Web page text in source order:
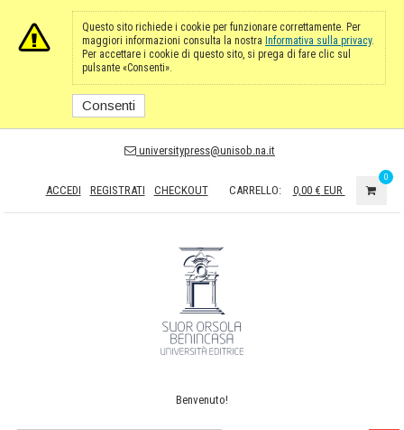
Questo sito richiede i cookie per funzionare correttamente. Per
maggiori informazioni consulta la nostra Informativa sulla privacy.
Per accettare i cookie di questo sito, si prega di fare clic sul
pulsante «Consenti».
Consenti
universitypress@unisob.na.it
ACCEDI REGISTRATI CHECKOUT CARRELLO: 0,00 € EUR
0
Benvenuto!